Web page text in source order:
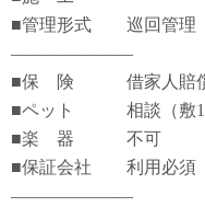
■管理形式 巡回管理
―――――――
■保 険 借家人賠償
■ペット 相談（敷1
■楽 器 不可
■保証会社 利用必須
―――――――